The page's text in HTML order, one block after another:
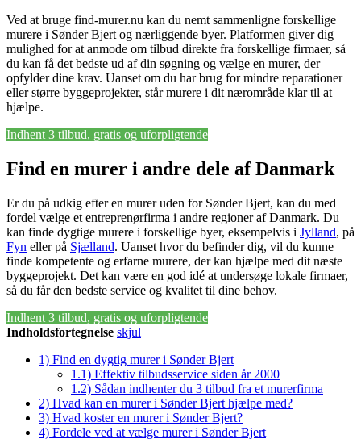
Ved at bruge find-murer.nu kan du nemt sammenligne forskellige
murere i Sønder Bjert og nærliggende byer. Platformen giver dig
mulighed for at anmode om tilbud direkte fra forskellige firmaer, så
du kan få det bedste ud af din søgning og vælge en murer, der
opfylder dine krav. Uanset om du har brug for mindre reparationer
eller større byggeprojekter, står murere i dit nærområde klar til at
hjælpe.
Indhent 3 tilbud, gratis og uforpligtende
Find en murer i andre dele af Danmark
Er du på udkig efter en murer uden for Sønder Bjert, kan du med
fordel vælge et entreprenørfirma i andre regioner af Danmark. Du
kan finde dygtige murere i forskellige byer, eksempelvis i Jylland, på
Fyn eller på Sjælland. Uanset hvor du befinder dig, vil du kunne
finde kompetente og erfarne murere, der kan hjælpe med dit næste
byggeprojekt. Det kan være en god idé at undersøge lokale firmaer,
så du får den bedste service og kvalitet til dine behov.
Indhent 3 tilbud, gratis og uforpligtende
Indholdsfortegnelse skjul
1) Find en dygtig murer i Sønder Bjert
1.1) Effektiv tilbudsservice siden år 2000
1.2) Sådan indhenter du 3 tilbud fra et murerfirma
2) Hvad kan en murer i Sønder Bjert hjælpe med?
3) Hvad koster en murer i Sønder Bjert?
4) Fordele ved at vælge murer i Sønder Bjert